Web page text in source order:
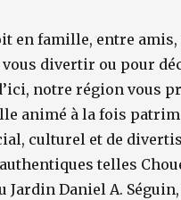
en famille, entre
divertir ou pour
notre région vous
animé à la fois
culturel et de
telles
Jardin Daniel A.